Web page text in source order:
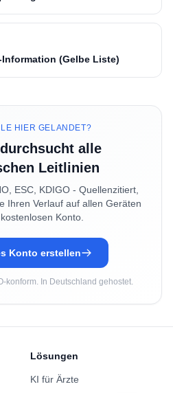
(Gelbe Liste)
HIER GELANDET?
alle
Leitlinien
ESC, KDIGO - Quellenzitiert,
Ihren Verlauf auf allen Geräten
Konto.
Konto erstellen
konform. In Deutschland gehostet.
Lösungen
KI für Ärzte